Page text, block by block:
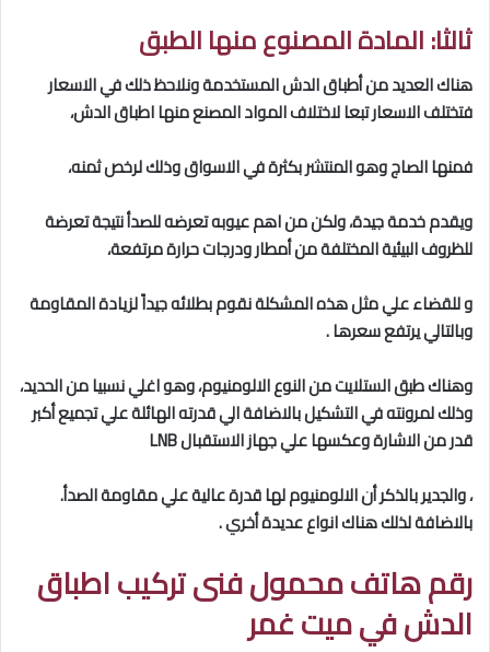
ثالثا:المادة المصنوع منها الطبق
هناك العديد من أطباق الدش المستخدمة ونلاحظ ذلك في الاسعار
فتختلف الاسعار تبعا لاختلاف المواد المصنع منها اطباق الدش،
فمنها الصاج وهو المنتشر بكثرة في الاسواق وذلك لرخص ثمنه،
ويقدم خدمة جيدة، ولكن من اهم عيوبه تعرضه للصدأ نتيجة تعرضة
للظروف البيئية المختلفة من أمطار ودرجات حرارة مرتفعة،
و للقضاء علي مثل هذه المشكلة نقوم بطلائه جيداً لزيادة المقاومة
وبالتالي يرتفع سعرها .
وهناك طبق الستلايت من النوع الالومنيوم، وهو اغلي نسبيا من الحديد،
وذلك لمرونته في التشكيل بالاضافة الي قدرته الهائلة علي تجميع أكبر
قدر من الاشارة وعكسها علي جهاز الاستقبال LNB
، والجدير بالذكر أن الالومنيوم لها قدرة عالية علي مقاومة الصدأ.
بالاضافة لذلك هناك انواع عديدة أخري .
رقم هاتف محمول فنى تركيب اطباق
الدش في ميت غمر